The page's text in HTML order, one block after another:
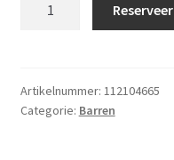
Reserveer
Artikelnummer: 112104665
Categorie: Barren